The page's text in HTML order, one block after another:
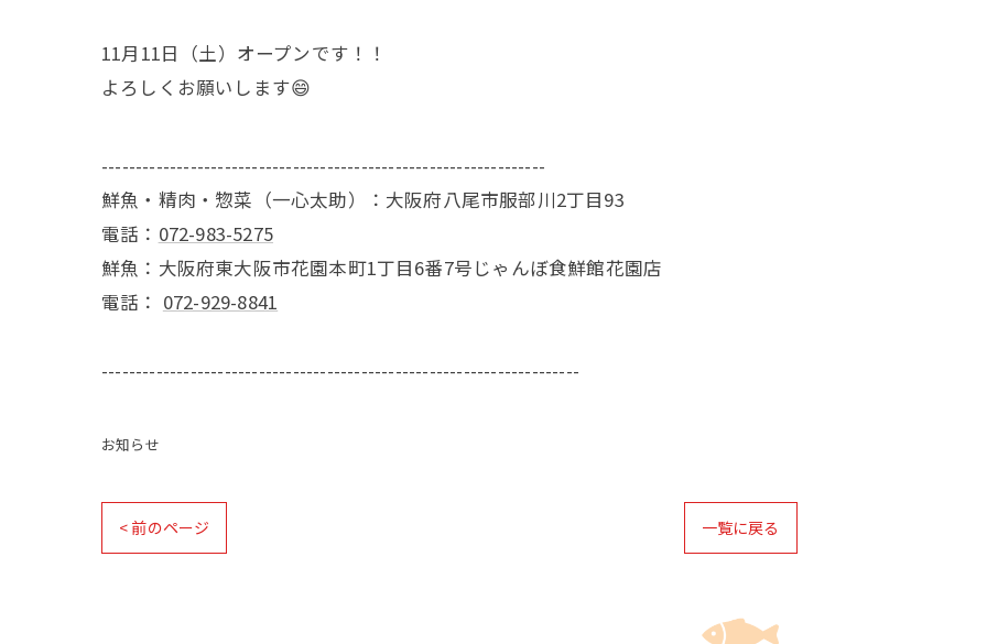
11月11日（土）オープンです！！
よろしくお願いします😄
-----------------------------------------------------------------
鮮魚・精肉・惣菜（一心太助）：大阪府八尾市服部川2丁目93
電話： 072-983-5275
鮮魚：大阪府東大阪市花園本町1丁目6番7号じゃんぼ食鮮館花園店
電話： 072-929-8841
----------------------------------------------------------------------
お知らせ
< 前のページ 一覧に戻る